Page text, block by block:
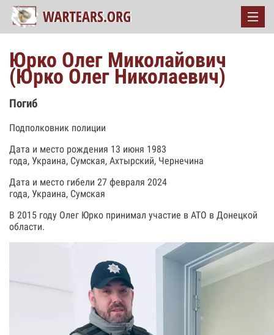
Юрко Олег Миколайович
(Юрко Олег Николаевич)
Погиб
Подполковник полиции
Дата и место рождения 13 июня 1983
года, Украина, Сумская, Ахтырский, Чернечина
Дата и место гибели 27 февраля 2024
года, Украина, Сумская
В 2015 году Олег Юрко принимал участие в АТО в Донецкой
области.